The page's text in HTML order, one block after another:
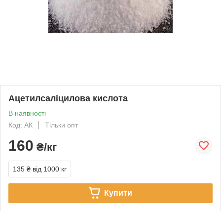
Ацетилсаліцилова кислота
В наявності
Код: АК
Тільки опт
160 ₴/кг
135 ₴ від 1000 кг
Купити